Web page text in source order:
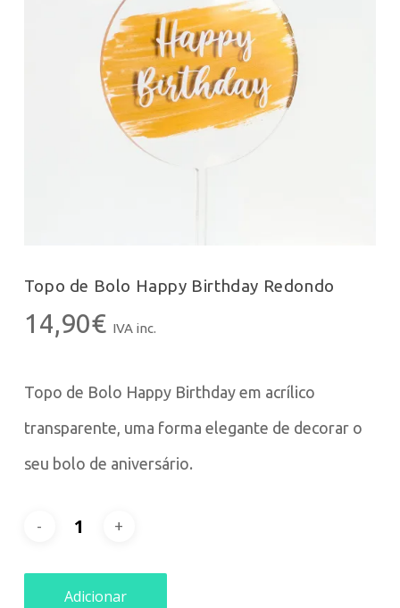
Topo de Bolo Happy Birthday Redondo
14,90€ IVA inc.
Topo de Bolo Happy Birthday em acrílico
transparente, uma forma elegante de decorar o
seu bolo de aniversário.
Adicionar